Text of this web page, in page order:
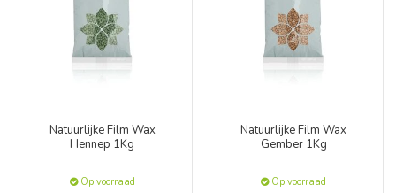
Natuurlijke Film Wax
Hennep 1Kg
Op voorraad
Natuurlijke Film Wax
Gember 1Kg
Op voorraad